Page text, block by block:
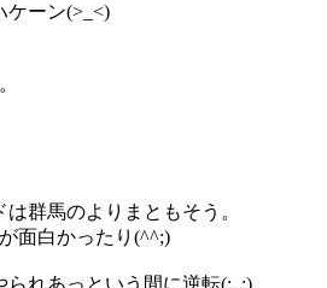
ケーン(>_<)
群馬のよりまともそう。
面白かったり(^^;)
れあっという間に逆転(;_;)